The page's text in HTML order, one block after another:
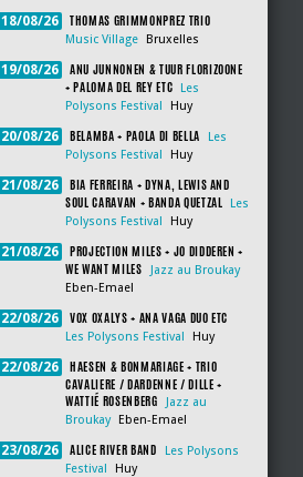
18/08/26 THOMAS GRIMMONPREZ TRIO
Music Village Bruxelles
19/08/26
ANU JUNNONEN & TUUR FLORIZOONE
+ PALOMA DEL REY ETC
Les
Polysons Festival
Huy
20/08/26 BELAMBA + PAOLA DI BELLA
Les
Polysons Festival
Huy
21/08/26
BIA FERREIRA + DYNA, LEWIS AND
SOUL CARAVAN + BANDA QUETZAL
Les
Polysons Festival
Huy
21/08/26
PROJECTION MILES + JO DIDDEREN +
WE WANT MILES
Jazz au Broukay
Eben-Emael
22/08/26 VOX OXALYS + ANA VAGA DUO ETC
Les Polysons Festival Huy
22/08/26
HAESEN & BONMARIAGE + TRIO
CAVALIERE / DARDENNE / DILLE +
WATTIÉ ROSENBERG
Jazz au
Broukay
Eben-Emael
23/08/26 ALICE RIVER BAND
Les Polysons
Festival
Huy